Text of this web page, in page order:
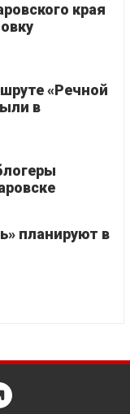
края
«Речной
в
планируют в